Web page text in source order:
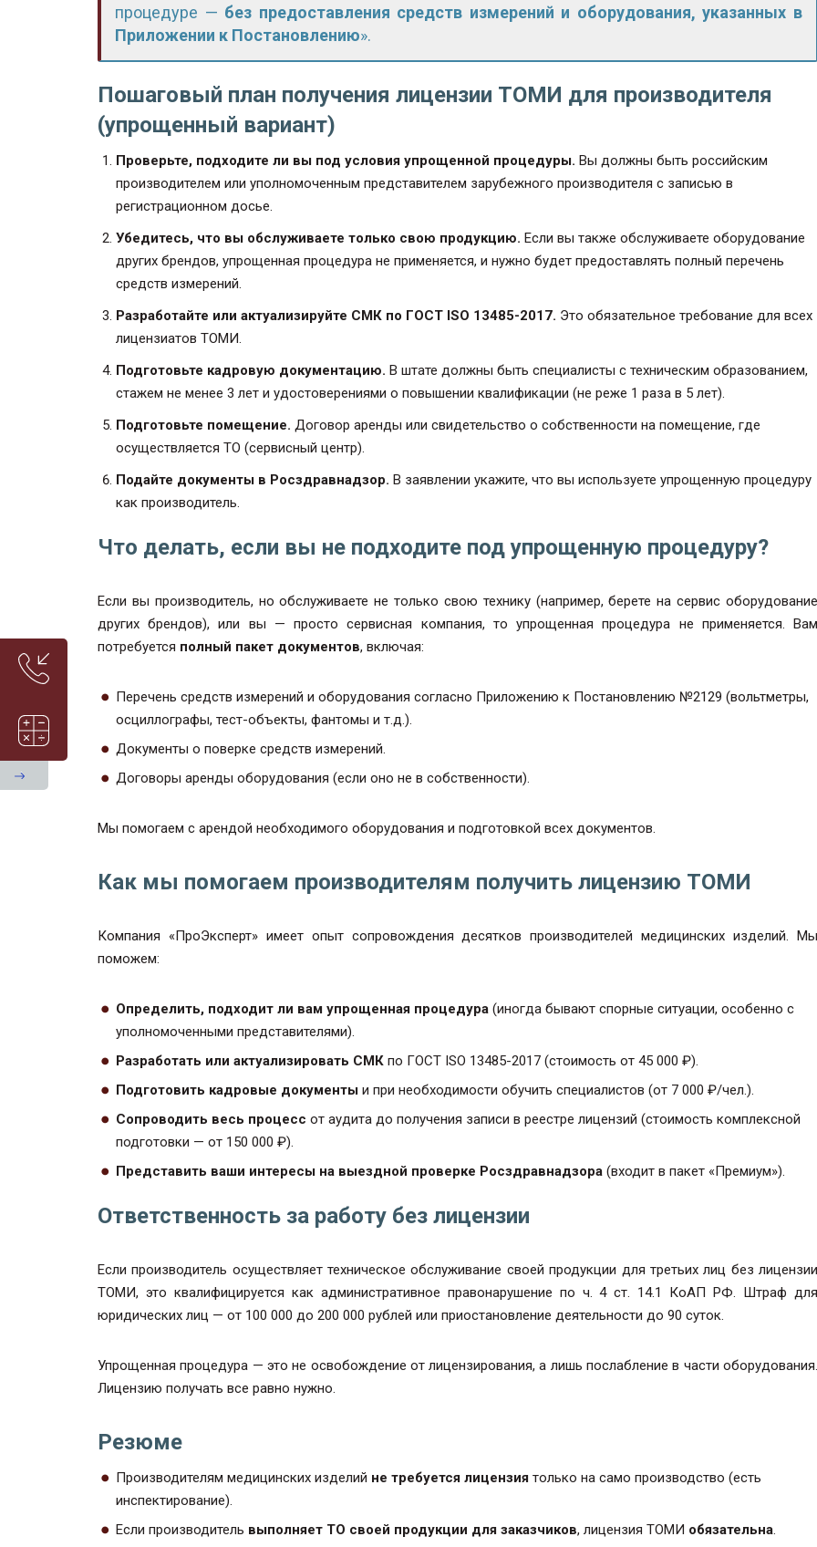
процедуре — без предоставления средств измерений и оборудования, указанных в
Приложении к Постановлению».
Пошаговый план получения лицензии ТОМИ для производителя
(упрощенный вариант)
Проверьте, подходите ли вы под условия упрощенной процедуры. Вы должны быть российским
производителем или уполномоченным представителем зарубежного производителя с записью в
регистрационном досье.
Убедитесь, что вы обслуживаете только свою продукцию. Если вы также обслуживаете оборудование
других брендов, упрощенная процедура не применяется, и нужно будет предоставлять полный перечень
средств измерений.
Разработайте или актуализируйте СМК по ГОСТ ISO 13485-2017. Это обязательное требование для всех
лицензиатов ТОМИ.
Подготовьте кадровую документацию. В штате должны быть специалисты с техническим образованием,
стажем не менее 3 лет и удостоверениями о повышении квалификации (не реже 1 раза в 5 лет).
Подготовьте помещение. Договор аренды или свидетельство о собственности на помещение, где
осуществляется ТО (сервисный центр).
Подайте документы в Росздравнадзор. В заявлении укажите, что вы используете упрощенную процедуру
как производитель.
Что делать, если вы не подходите под упрощенную процедуру?
Если вы производитель, но обслуживаете не только свою технику (например, берете на сервис оборудование
других брендов), или вы — просто сервисная компания, то упрощенная процедура не применяется. Вам
потребуется полный пакет документов, включая:
Перечень средств измерений и оборудования согласно Приложению к Постановлению №2129 (вольтметры,
осциллографы, тест-объекты, фантомы и т.д.).
Документы о поверке средств измерений.
Договоры аренды оборудования (если оно не в собственности).
Мы помогаем с арендой необходимого оборудования и подготовкой всех документов.
Как мы помогаем производителям получить лицензию ТОМИ
Компания «ПроЭксперт» имеет опыт сопровождения десятков производителей медицинских изделий. Мы
поможем:
Определить, подходит ли вам упрощенная процедура (иногда бывают спорные ситуации, особенно с
уполномоченными представителями).
Разработать или актуализировать СМК по ГОСТ ISO 13485-2017 (стоимость от 45 000 ₽).
Подготовить кадровые документы и при необходимости обучить специалистов (от 7 000 ₽/чел.).
Сопроводить весь процесс от аудита до получения записи в реестре лицензий (стоимость комплексной
подготовки — от 150 000 ₽).
Представить ваши интересы на выездной проверке Росздравнадзора (входит в пакет «Премиум»).
Ответственность за работу без лицензии
Если производитель осуществляет техническое обслуживание своей продукции для третьих лиц без лицензии
ТОМИ, это квалифицируется как административное правонарушение по ч. 4 ст. 14.1 КоАП РФ. Штраф для
юридических лиц — от 100 000 до 200 000 рублей или приостановление деятельности до 90 суток.
Упрощенная процедура — это не освобождение от лицензирования, а лишь послабление в части оборудования.
Лицензию получать все равно нужно.
Резюме
Производителям медицинских изделий не требуется лицензия только на само производство (есть
инспектирование).
Если производитель выполняет ТО своей продукции для заказчиков, лицензия ТОМИ обязательна.